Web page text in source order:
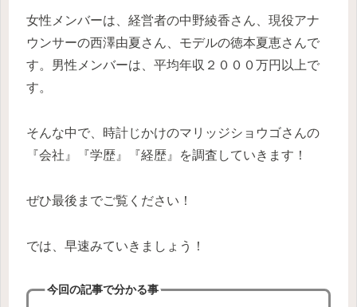
女性メンバーは、経営者の中野綾香さん、現役アナ
ウンサーの西澤由夏さん、モデルの徳本夏恵さんで
す。男性メンバーは、平均年収２０００万円以上で
す。
そんな中で、時計じかけのマリッジショウゴさんの
『会社』『学歴』『経歴』を調査していきます！
ぜひ最後までご覧ください！
では、早速みていきましょう！
今回の記事で分かる事